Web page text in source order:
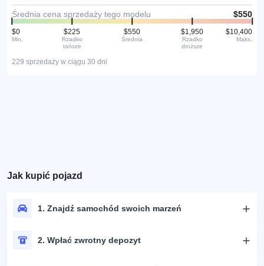
Średnia cena sprzedaży tego modelu $550
$0
Min.
$225
Rzadko
tańsze
$550
Średnia
$1,950
Rzadko
droższe
$10,400
Maks.
229 sprzedaży w ciągu 30 dni
Jak kupić pojazd
1. Znajdź samochód swoich marzeń
2. Wpłać zwrotny depozyt